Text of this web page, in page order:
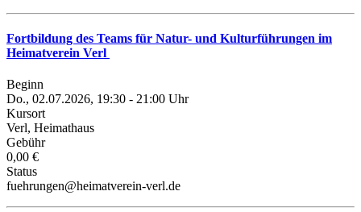
Fortbildung des Teams für Natur- und Kulturführungen im
Heimatverein Verl
Beginn
Do., 02.07.2026, 19:30 - 21:00 Uhr
Kursort
Verl, Heimathaus
Gebühr
0,00 €
Status
fuehrungen@heimatverein-verl.de